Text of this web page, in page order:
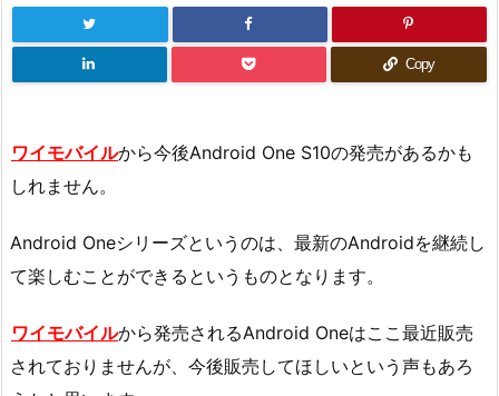
Copy
ワイモバイルから今後Android One S10の発売があるかも
しれません。
Android Oneシリーズというのは、最新のAndroidを継続し
て楽しむことができるというものとなります。
ワイモバイルから発売されるAndroid Oneはここ最近販売
されておりませんが、今後販売してほしいという声もあろ